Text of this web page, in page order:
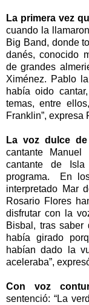
La primera vez
cuando la
Big Band, donde
danés, conocido
de grandes
Ximénez. Pablo
había oido
temas, entre
Franklin”, expresa
La voz dulce de
cantante
cantante de
programa. En
interpretado Mar
Rosario Flores
disfrutar con la
Bisbal, tras
había girado
habían dado la
aceleraba”,
Con voz
sentenció: “La